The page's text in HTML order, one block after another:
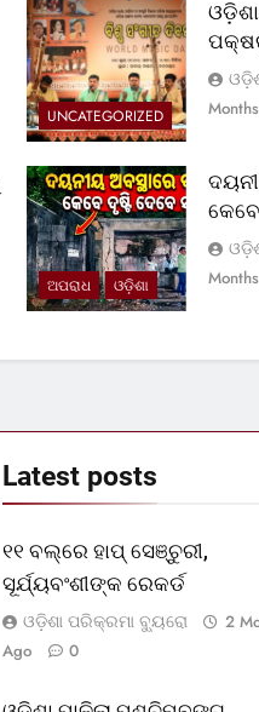
UNCATEGORIZED
ଅପରାଧ ଓଡ଼ିଶା
Latest posts
୧୧ ବଲ୍‌ରେ ହାପ୍ ସେଞ୍ଚୁରୀ,
ସୂର୍ଯ୍ୟବଂଶୀଙ୍କ ରେକର୍ଡ
ଓଡ଼ିଶା ପରିକ୍ରମା ବ୍ୟୁରୋ
2
Ago
0